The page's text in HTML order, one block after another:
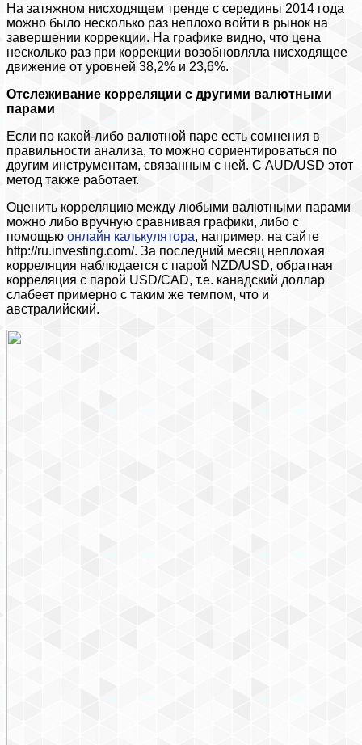
На затяжном нисходящем тренде с середины 2014 года
можно было несколько раз неплохо войти в рынок на
завершении коррекции. На графике видно, что цена
несколько раз при коррекции возобновляла нисходящее
движение от уровней 38,2% и 23,6%.
Отслеживание корреляции с другими валютными
парами
Если по какой-либо валютной паре есть сомнения в
правильности анализа, то можно сориентироваться по
другим инструментам, связанным с ней. С AUD/USD этот
метод также работает.
Оценить корреляцию между любыми валютными парами
можно либо вручную сравнивая графики, либо с
помощью онлайн калькулятора, например, на сайте
http://ru.investing.com/. За последний месяц неплохая
корреляция наблюдается с парой NZD/USD, обратная
корреляция с парой USD/CAD, т.е. канадский доллар
слабеет примерно с таким же темпом, что и
австралийский.